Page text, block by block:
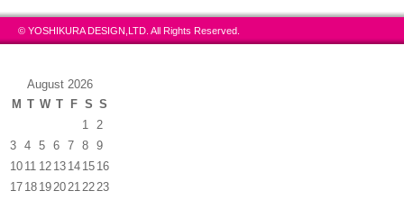
© YOSHIKURA DESIGN,LTD. All Rights Reserved.
August 2026
M T W T F S S
1
2
3
4 5 6 7 8
9
10 11 12 13 14 15 16
17 18 1920212223